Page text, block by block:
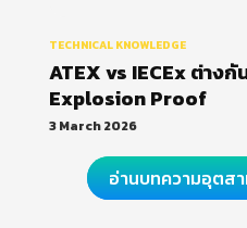
TECHNICAL KNOWLEDGE
ATEX vs IECEx ต่างกั
Explosion Proof
3 March 2026
อ่านบทความอุตส